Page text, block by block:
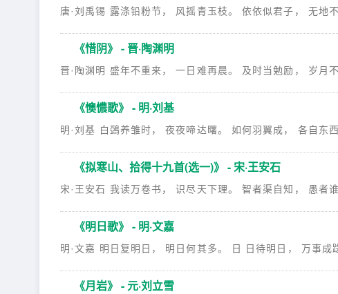
唐·刘禹锡 露涤铅粉节， 风摇青玉枝。 依依似君子， 无地
《惜阴》 - 晋·陶渊明
晋·陶渊明 盛年不重来， 一日难再晨。 及时当勉励， 岁月
《懊憹歌》 - 明·刘基
明·刘基 白鵶养雏时， 夜夜啼达曙。 如何羽翼成， 各自东
《拟寒山、拾得十九首(选一)》 - 宋·王安石
宋·王安石 我读万卷书， 识尽天下理。 智者渠自知， 愚者
《明日歌》 - 明·文嘉
明·文嘉 明日复明日， 明日何其多。 日 日待明日， 万事
《月岩》 - 元·刘立雪